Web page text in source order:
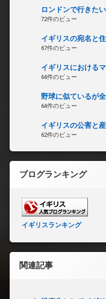
ロンドンで行きた
72件のビュー
イギリスの宛名と
67件のビュー
イギリスにおける
64件のビュー
野球に似ているが
64件のビュー
イギリスの公害と
62件のビュー
ブログランキング
イギリスランキング
関連記事